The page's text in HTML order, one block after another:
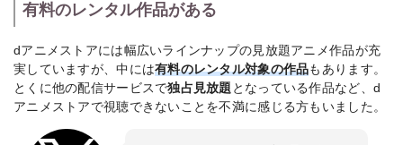
有料のレンタル作品がある
dアニメストアには幅広いラインナップの見放題アニメ作品が充
実していますが、中には有料のレンタル対象の作品もあります。
とくに他の配信サービスで独占見放題 となっている作品など、d
アニメストアで視聴できないことを不満に感じる方もいました。